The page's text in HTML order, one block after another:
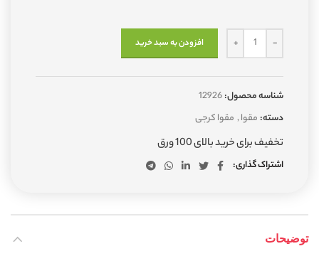
افزودن به سبد خرید
شناسه محصول:12926
دسته: مقوا, مقوا کرجی
تخفیف برای خرید بالای 100 ورق
اشتراک گذاری
توضیحات